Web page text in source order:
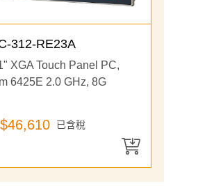
312-RE23A
XGA Touch Panel PC,
6425E 2.0 GHz, 8G
已含稅